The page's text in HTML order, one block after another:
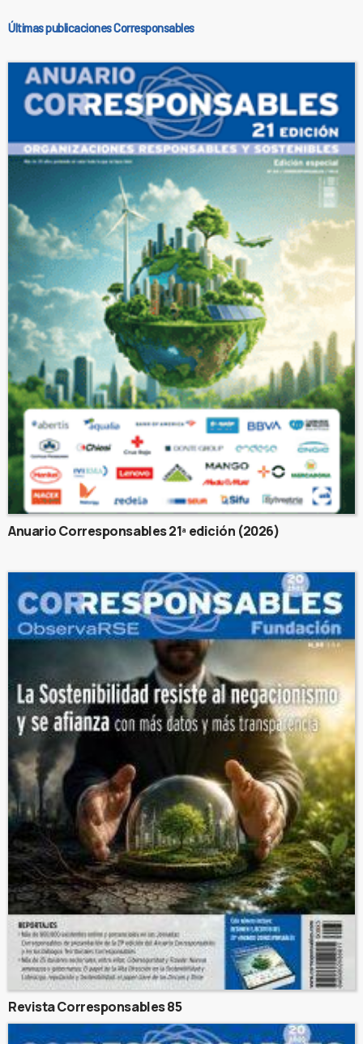
Últimas publicaciones Corresponsables
Anuario Corresponsables 21ª edición (2026)
Revista Corresponsables 85